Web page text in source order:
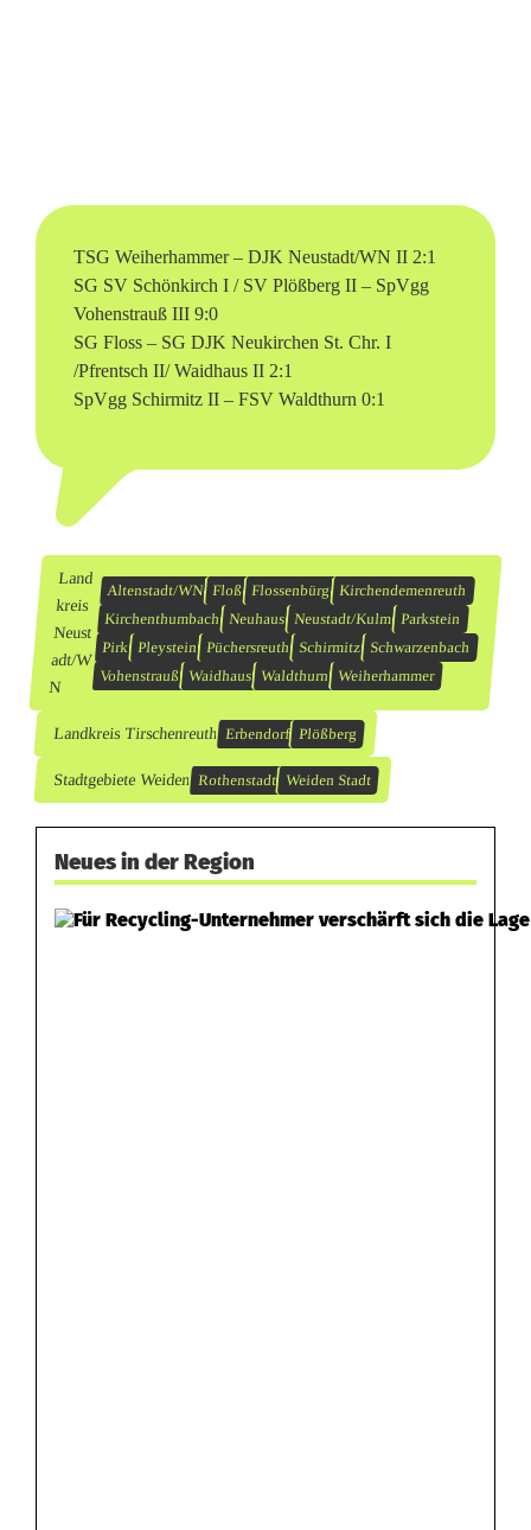
s
r
TSG Weiherhammer – DJK Neustadt/WN II 2:1
SG SV Schönkirch I / SV Plößberg II – SpVgg
Vohenstrauß III 9:0
SG Floss – SG DJK Neukirchen St. Chr. I
/Pfrentsch II/ Waidhaus II 2:1
SpVgg Schirmitz II – FSV Waldthurn 0:1
Land
kreis
Neust
adt/W
N
Altenstadt/WN Floß Flossenbürg Kirchendemenreuth
Kirchenthumbach Neuhaus Neustadt/Kulm Parkstein
Pirk Pleystein Püchersreuth Schirmitz Schwarzenbach
Vohenstrauß Waidhaus Waldthurn Weiherhammer
Landkreis Tirschenreuth Erbendorf Plößberg
Stadtgebiete Weiden Rothenstadt Weiden Stadt
Neues in der Region